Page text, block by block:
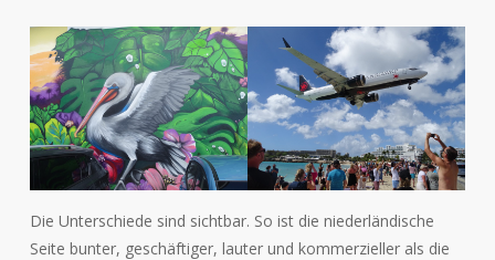
Die Unterschiede sind sichtbar. So ist die niederländische
Seite bunter, geschäftiger, lauter und kommerzieller als die